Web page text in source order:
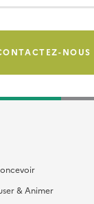
NOUS
& Animer